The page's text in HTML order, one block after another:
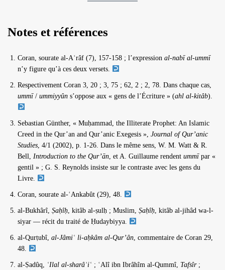
Notes et références
Coran, sourate al-Aʿrâf (7), 157-158 ; l’expression al-nabī al-ummī
n’y figure qu’à ces deux versets.
Respectivement Coran 3, 20 ; 3, 75 ; 62, 2 ; 2, 78. Dans chaque cas,
ummī/ ummiyyûn s’oppose aux « gens de l’Écriture » (ahl al-kitâb).
Sebastian Günther, « Muḥammad, the Illiterate Prophet: An Islamic
Creed in the Qur’an and Qur’anic Exegesis », Journal of Qur’anic
Studies , 4/1 (2002), p. 1-26. Dans le même sens, W. M. Watt & R.
Bell, Introduction to the Qur’ān , et A. Guillaume rendent ummīpar «
gentil » ; G. S. Reynolds insiste sur le contraste avec les gens du
Livre.
Coran, sourate al-ʿAnkabût (29), 48.
al-Bukhârî, Ṣaḥîḥ , kitâb al-ṣulḥ ; Muslim, Ṣaḥîḥ , kitâb al-jihâd wa-l-
siyar — récit du traité de Ḥudaybiyya.
al-Qurṭubî, al-Jâmiʿ li-aḥkâm al-Qur’ân , commentaire de Coran 29,
48.
al-Ṣadûq, ʿIlal al-sharâʾiʿ ; ʿAlî ibn Ibrâhîm al-Qummî, Tafsîr;